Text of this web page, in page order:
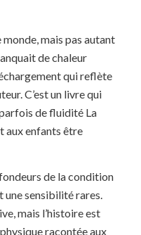
monde, mais pas autant
de chaleur
qui reflète
C’est un livre qui
de fluidité La
aux enfants être
de la condition
une sensibilité rares.
mais l’histoire est
racontée aux